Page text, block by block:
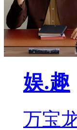
娱.趣
万宝